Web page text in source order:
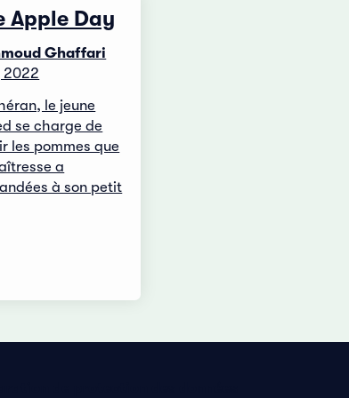
Apple Day
Ghaffari
2022
le jeune
se charge de
les pommes que
a
à son petit